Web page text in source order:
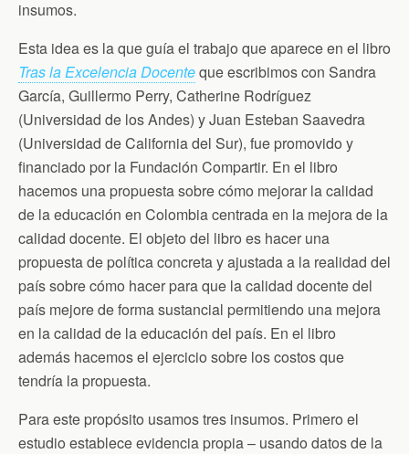
insumos.
Esta idea es la que guía el trabajo que aparece en el libro
Tras la Excelencia Docenteque escribimos con Sandra
García, Guillermo Perry, Catherine Rodríguez
(Universidad de los Andes) y Juan Esteban Saavedra
(Universidad de California del Sur), fue promovido y
financiado por la Fundación Compartir. En el libro
hacemos una propuesta sobre cómo mejorar la calidad
de la educación en Colombia centrada en la mejora de la
calidad docente. El objeto del libro es hacer una
propuesta de política concreta y ajustada a la realidad del
país sobre cómo hacer para que la calidad docente del
país mejore de forma sustancial permitiendo una mejora
en la calidad de la educación del país. En el libro
además hacemos el ejercicio sobre los costos que
tendría la propuesta.
Para este propósito usamos tres insumos. Primero el
estudio establece evidencia propia – usando datos de la